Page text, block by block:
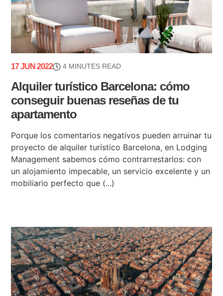
17 JUN 2022 4 MINUTES READ
Alquiler turístico Barcelona: cómo
conseguir buenas reseñas de tu
apartamento
Porque los comentarios negativos pueden arruinar tu
proyecto de alquiler turístico Barcelona, en Lodging
Management sabemos cómo contrarrestarlos: con
un alojamiento impecable, un servicio excelente y un
mobiliario perfecto que (...)